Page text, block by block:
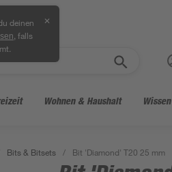
deinen
, falls
✕
Wohnen & Haushalt
Bits & Bitsets / Bit 'Diamond' T20 25 mm